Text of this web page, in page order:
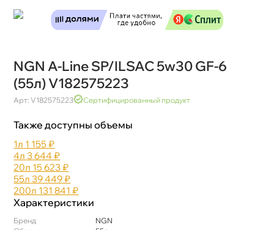
NGN A-Line SP/ILSAC 5w30 GF-6
(55л) V182575223
Арт: V182575223 Сертифицированный продукт
Также доступны объемы
1л 1 155 ₽
4л 3 644 ₽
20л 15 623 ₽
55л 39 449 ₽
200л 131 841 ₽
Характеристики
Бренд
NGN
Самовывоз